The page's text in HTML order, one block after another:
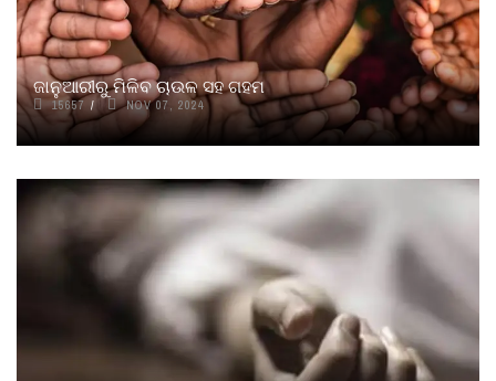
ଜାନୁଆରୀରୁ ମିଳିବ ଚାଉଳ ସହ ଗହମ
15657 NOV 07, 2024